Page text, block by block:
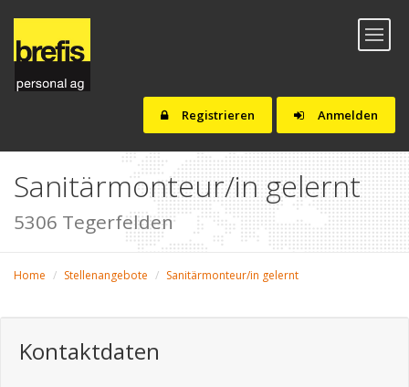
Anmelden
Registrieren
Toggle
Sanitärmonteur/in gelernt
5306 Tegerfelden
Home Stellenangebote Sanitärmonteur/in gelernt
Kontaktdaten